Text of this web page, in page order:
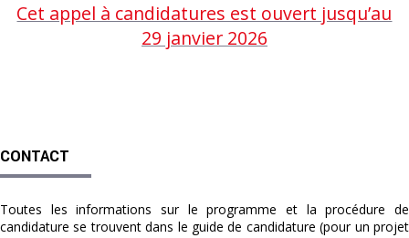
Cet appel à candidatures est ouvert jusqu’au
29 janvier 2026
CONTACT
Toutes les informations sur le programme et la procédure de
candidature se trouvent dans le guide de candidature (pour un projet